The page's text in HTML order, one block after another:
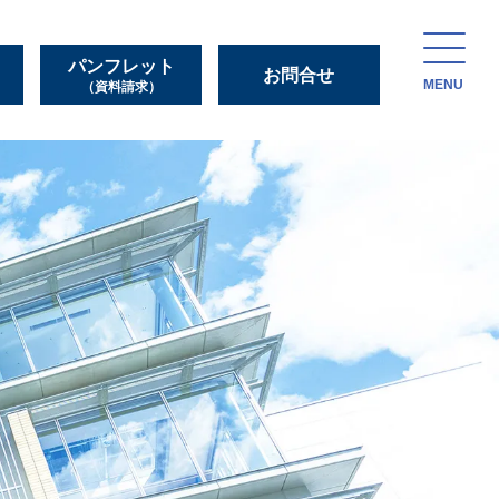
パンフレット
（資料請求）
お問合せ
MENU